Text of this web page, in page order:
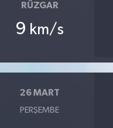
RÜZGAR
9 km/s
26 MART
PERŞEMBE